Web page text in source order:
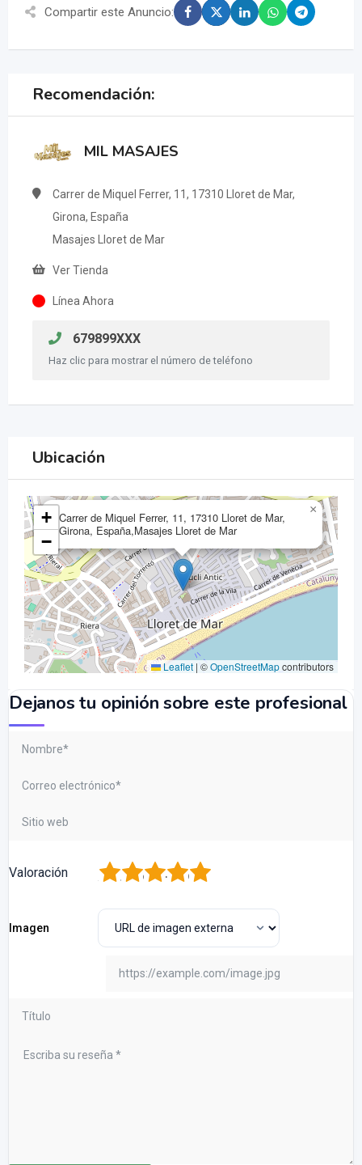
Compartir este Anuncio:
Recomendación:
MIL MASAJES
Carrer de Miquel Ferrer, 11, 17310 Lloret de Mar,
Girona, España
Masajes Lloret de Mar
Ver Tienda
Línea Ahora
679899XXX
Haz clic para mostrar el número de teléfono
Ubicación
Carrer de Miquel Ferrer, 11, 17310 Lloret de Mar,
Girona, España,Masajes Lloret de Mar
×
+
−
Leaflet | ©OpenStreetMapcontributors
Dejanos tu opinión sobre este profesional
Valoración 5
4
3
2
Imagen